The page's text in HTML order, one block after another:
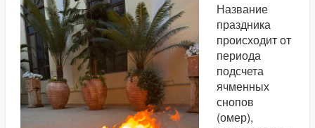
Название
праздника
происходит от
периода
подсчета
ячменных
снопов
(омер),